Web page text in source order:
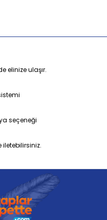
elinize ulaşır.
seçeneği
iletebilirsiniz.